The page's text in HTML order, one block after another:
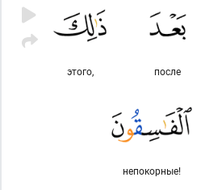
после
этого,
непокорные!